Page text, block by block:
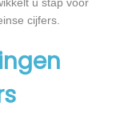
u stap voor
cijfers.